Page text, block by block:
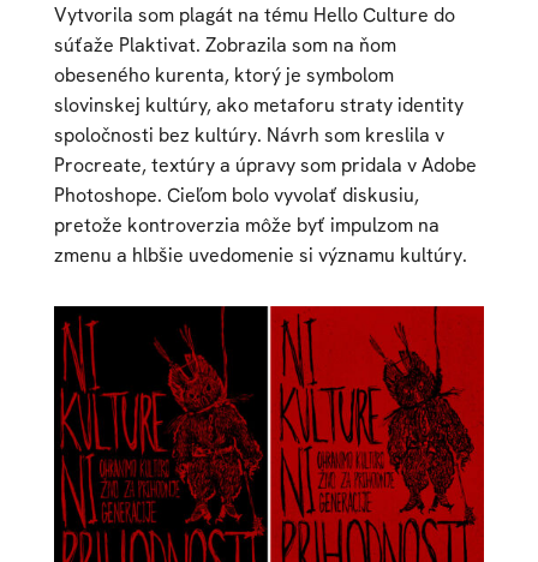
Vytvorila som plagát na tému Hello Culture do
súťaže Plaktivat. Zobrazila som na ňom
obeseného kurenta, ktorý je symbolom
slovinskej kultúry, ako metaforu straty identity
spoločnosti bez kultúry. Návrh som kreslila v
Procreate, textúry a úpravy som pridala v Adobe
Photoshope. Cieľom bolo vyvolať diskusiu,
pretože kontroverzia môže byť impulzom na
zmenu a hlbšie uvedomenie si významu kultúry.